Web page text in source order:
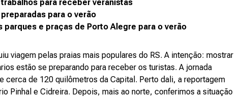
para receber veranistas
para o verão
e praças de Porto Alegre para o verão
viagem pelas praias mais populares do RS. A intenção: mostrar
estão se preparando para receber os turistas. A jornada
cerca de 120 quilômetros da Capital. Perto dali, a reportagem
Pinhal e Cidreira. Depois, mais ao norte, conferimos a situação